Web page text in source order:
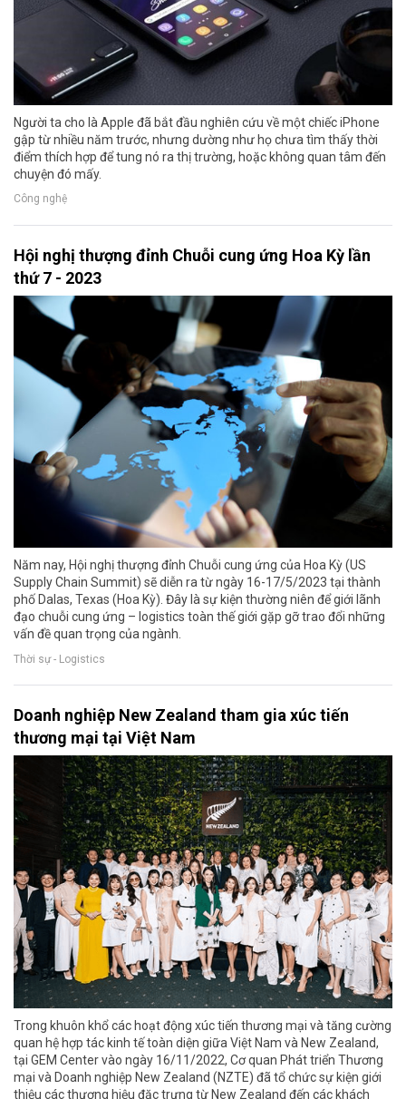
Người ta cho là Apple đã bắt đầu nghiên cứu về một chiếc iPhone
gập từ nhiều năm trước, nhưng dường như họ chưa tìm thấy thời
điểm thích hợp để tung nó ra thị trường, hoặc không quan tâm đến
chuyện đó mấy.
Công nghệ
Hội nghị thượng đỉnh Chuỗi cung ứng Hoa Kỳ lần
thứ 7 - 2023
Năm nay, Hội nghị thượng đỉnh Chuỗi cung ứng của Hoa Kỳ (US
Supply Chain Summit) sẽ diễn ra từ ngày 16-17/5/2023 tại thành
phố Dalas, Texas (Hoa Kỳ). Đây là sự kiện thường niên để giới lãnh
đạo chuỗi cung ứng – logistics toàn thế giới gặp gỡ trao đổi những
vấn đề quan trọng của ngành.
Thời sự - Logistics
Doanh nghiệp New Zealand tham gia xúc tiến
thương mại tại Việt Nam
Trong khuôn khổ các hoạt động xúc tiến thương mại và tăng cường
quan hệ hợp tác kinh tế toàn diện giữa Việt Nam và New Zealand,
tại GEM Center vào ngày 16/11/2022, Cơ quan Phát triển Thương
mại và Doanh nghiệp New Zealand (NZTE) đã tổ chức sự kiện giới
thiệu các thương hiệu đặc trưng từ New Zealand đến các khách